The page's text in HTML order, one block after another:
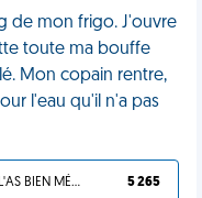
de mon frigo. J'ouvre
toute ma bouffe
Mon copain rentre,
l'eau qu'il n'a pas
TU L'AS BIEN MÉRITÉ 5 265